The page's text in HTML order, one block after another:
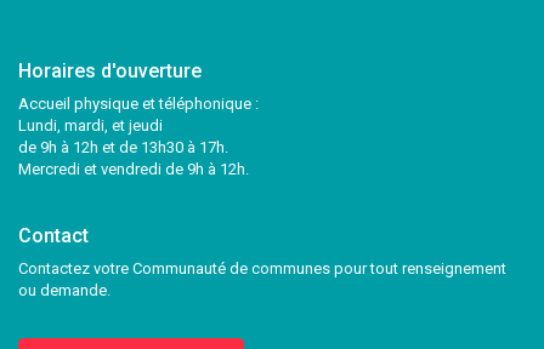
Horaires d'ouverture
Accueil physique et téléphonique :
Lundi, mardi, et jeudi
de 9h à 12h et de 13h30 à 17h.
Mercredi et vendredi de 9h à 12h.
Contact
Contactez votre Communauté de communes pour tout renseignement
ou demande.